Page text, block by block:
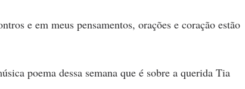
e em meus pensamentos, orações e coração estão
poema dessa semana que é sobre a querida Tia